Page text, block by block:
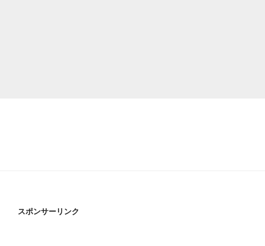
スポンサーリンク